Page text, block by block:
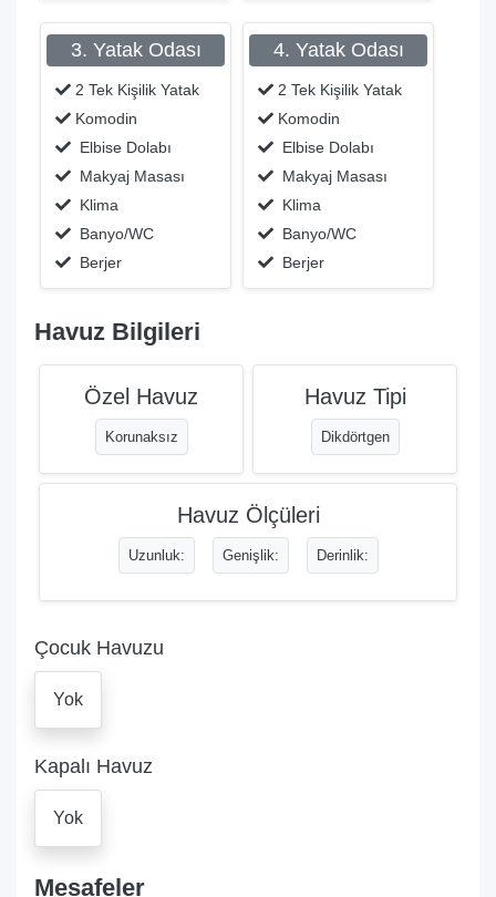
3. Yatak Odası
2 Tek Kişilik Yatak
Komodin
Elbise Dolabı
Makyaj Masası
Klima
Banyo/WC
Berjer
4. Yatak Odası
2 Tek Kişilik Yatak
Komodin
Elbise Dolabı
Makyaj Masası
Klima
Banyo/WC
Berjer
Havuz Bilgileri
Özel Havuz
Korunaksız
Havuz Tipi
Dikdörtgen
Havuz Ölçüleri
Uzunluk: Genişlik: Derinlik:
Çocuk Havuzu
Yok
Kapalı Havuz
Yok
Mesafeler